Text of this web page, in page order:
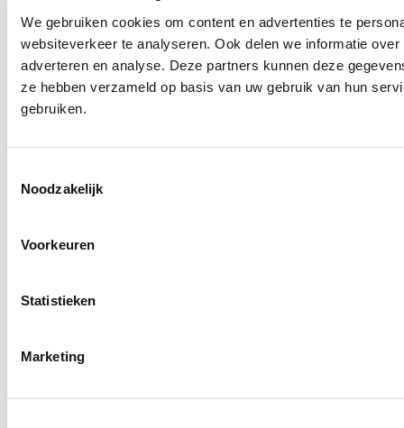
We gebruiken cookies om content en advertenties te
websiteverkeer te analyseren. Ook delen we informatie
adverteren en analyse. Deze partners kunnen deze
ze hebben verzameld op basis van uw gebruik van hun
gebruiken.
Noodzakelijk
Voorkeuren
Statistieken
Marketing